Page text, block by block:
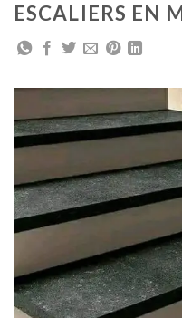
ESCALIERS EN